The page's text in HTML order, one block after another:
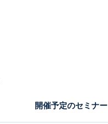
開催予定のセミナー